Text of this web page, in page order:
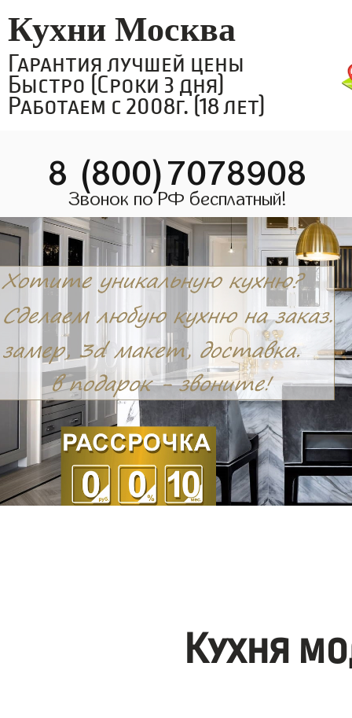
Кухни Москва
Гарантия лучшей цены
Быстро (Сроки 3 дня)
Работаем с 2008г. (18 лет)
8 (800)7078908
Звонок по РФ бесплатный!
Кухня